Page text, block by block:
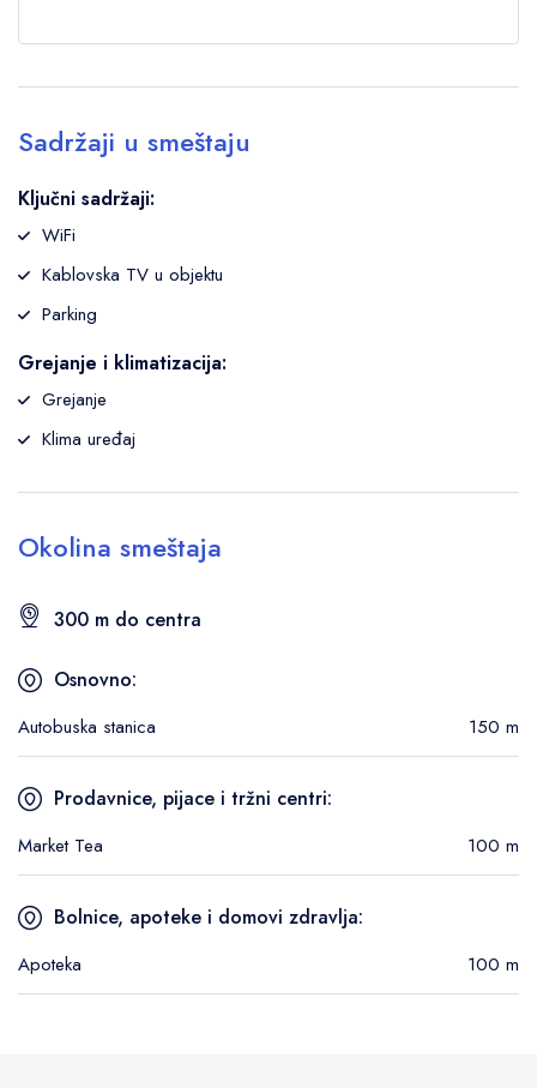
Sadržaji u smeštaju
Ključni sadržaji:
WiFi
Kablovska TV u objektu
Parking
Grejanje i klimatizacija:
Grejanje
Klima uređaj
Okolina smeštaja
300 m do centra
Osnovno:
Autobuska stanica 150 m
Prodavnice, pijace i tržni centri:
Market Tea 100 m
Bolnice, apoteke i domovi zdravlja:
Apoteka 100 m